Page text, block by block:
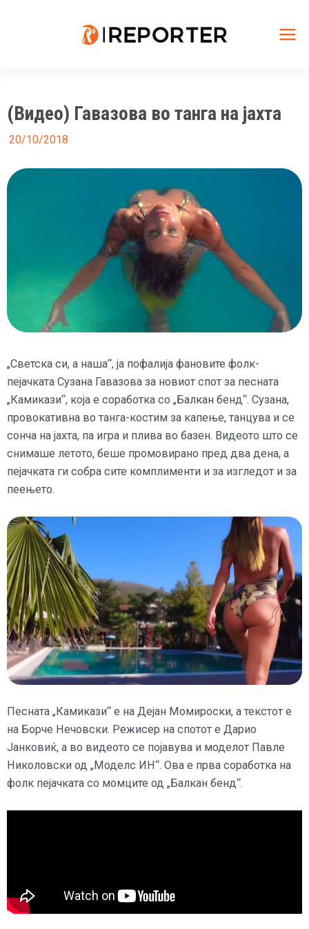
(Видео) Гавазова во танга на јахта
20/10/2018
„Светска си, а наша“, ја пофалија фановите фолк-
пејачката Сузана Гавазова за новиот спот за песната
„Камикази“, која е соработка со „Балкан бенд“. Сузана,
провокативна во танга-костим за капење, танцува и се
сонча на јахта, па игра и плива во базен. Видеото што се
снимаше летото, беше промовирано пред два дена, а
пејачката ги собра сите комплименти и за изгледот и за
пеењето.
Песната „Камикази“ е на Дејан Момироски, а текстот е
на Борче Нечовски. Режисер на спотот е Дарио
Јанковиќ, а во видеото се појавува и моделот Павле
Николовски од „Моделс ИН“. Ова е прва соработка на
фолк пејачката со момците од „Балкан бенд“.